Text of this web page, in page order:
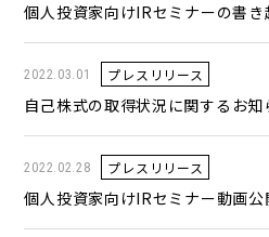
個人投資家向けIRセミナーの書
2022.03.01 プレスリリース
自己株式の取得状況に関するお知
2022.02.28 プレスリリース
個人投資家向けIRセミナー動画公